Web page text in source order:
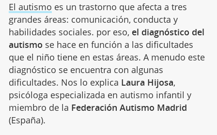
El autismo es un trastorno que afecta a tres
grandes áreas: comunicación, conducta y
habilidades sociales. por eso, el diagnóstico del
autismo se hace en función a las dificultades
que el niño tiene en estas áreas. A menudo este
diagnóstico se encuentra con algunas
dificultades. Nos lo explica Laura Hijosa,
psicóloga especializada en autismo infantil y
miembro de la Federación Autismo Madrid
(España).